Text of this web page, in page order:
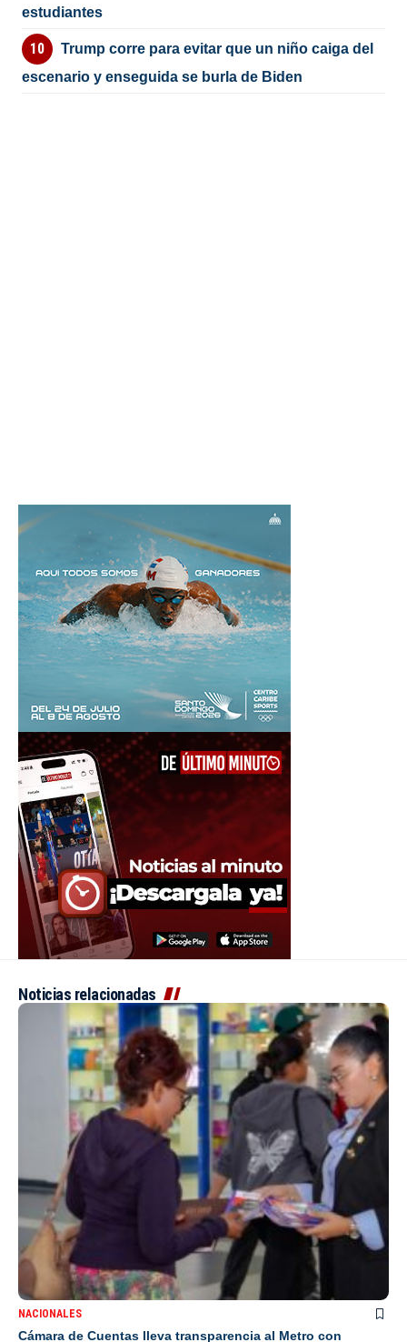
estudiantes
Trump corre para evitar que un niño caiga del
escenario y enseguida se burla de Biden
Noticias relacionadas
NACIONALES
Cámara de Cuentas lleva transparencia al Metro con